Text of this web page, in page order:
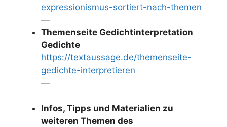
expressionismus-sortiert-nach-themen
—
Themenseite Gedichtinterpretation
Gedichte
https://textaussage.de/themenseite-
gedichte-interpretieren
—
Infos, Tipps und Materialien zu
weiteren Themen des